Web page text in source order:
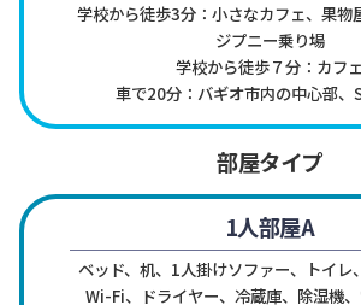
学校から徒歩3分：小さなカフェ、果物
ジプニー乗り場
学校から徒歩７分：カフェ
車で20分：バギオ市内の中心部、
部屋タイプ
1人部屋A
ベッド、机、1人掛けソファー、トイレ
Wi-Fi、ドライヤー、冷蔵庫、除湿機、